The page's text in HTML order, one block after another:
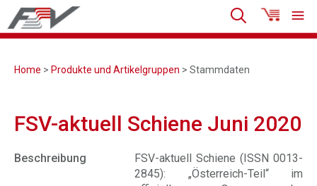
Home > Produkte und Artikelgruppen > Stammdaten
FSV-aktuell Schiene Juni 2020
Beschreibung
FSV-aktuell Schiene (ISSN 0013-
2845): „Österreich-Teil“ im